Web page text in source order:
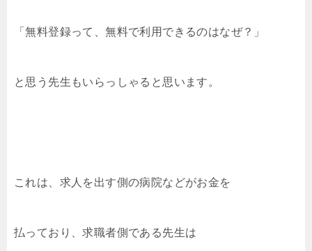
「無料登録って、無料で利用できるのはなぜ？」
と思う先生もいらっしゃると思います。
これは、求人を出す側の病院などがお金を
払っており、求職者側である先生は